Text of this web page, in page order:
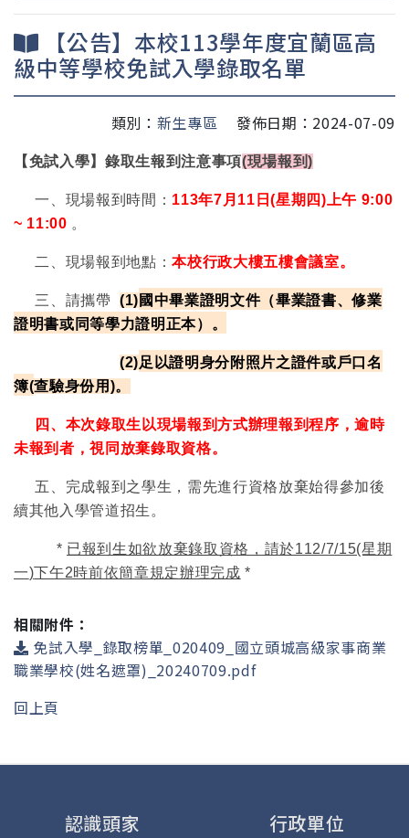
【公告】本校113學年度宜蘭區高
級中等學校免試入學錄取名單
類別： 新生專區 發佈日期：2024-07-09
【免試入學】錄取生報到注意事項(現場報到)
一、現場報到時間： 113年7 月 11 日(星期四)上午 9:00
~ 11:00 。
二、現場報到地點：本校行政大樓五樓會議室。
三、請攜帶 (1) 國中畢業證明文件（畢業證書、修業
證明書或同等學力證明正本） 。
(2)足以證明身分附照片之證件或戶口名
簿(查驗身份用 )。
四、 本次錄取生以現場報到方式辦理報到程序，逾時
未報到者，視同放棄錄取資格。
五、完成報到之學生，需先進行資格放棄始得參加後
續其他入學管道招生。
* 已報到生如欲放棄錄取資格，請於112/7/15(星期
一)下午2時前依簡章規定辦理完成 *
相關附件：
免試入學_錄取榜單_020409_國立頭城高級家事商業
職業學校(姓名遮罩)_20240709.pdf
回上頁
認識頭家 行政單位